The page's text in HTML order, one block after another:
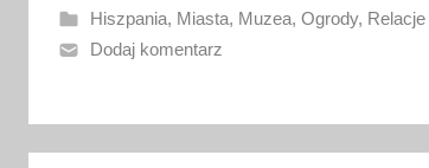
a
n
Hiszpania, Miasta, Muzea, Ogrody,
Dodaj komentarz